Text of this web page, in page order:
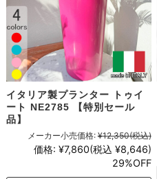
イタリア製プランター トゥイ
ート NE2785 【特別セール
品】
メーカー小売価格: ¥12,350(税込)
価格: ¥7,860(税込 ¥8,646)
29%OFF